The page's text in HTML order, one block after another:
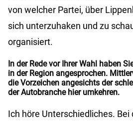
von welcher Partei, über
sich unterzuhaken und zu
organisiert.
In der Rede vor Ihrer Wahl haben
in der Region angesprochen.
die Vorzeichen angesichts der
der Autobranche hier umkehren.
Ich höre Unterschiedliches. Bei